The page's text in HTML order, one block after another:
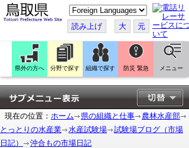
こ
の
ペ
ー
ジ
翻
訳
す
る
読み上げ 大 元
県外の方へ 分野で探す 組織で探す 防災 緊急 メニュー
現在の位置： ホーム 県の組織と仕事
農林水産部
とっとりの水産業
水産試験場
試験場ブログ（市場
日記）
沖合もの市場日記